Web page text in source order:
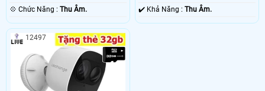
️💠 Chức Năng : Thu Âm.
️✔️ Khả Năng :Thu Âm.
12497